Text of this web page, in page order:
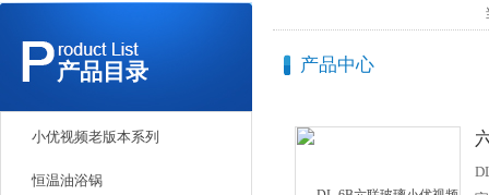
产品目录
小优视频老版本系列
恒温油浴锅
产品中心